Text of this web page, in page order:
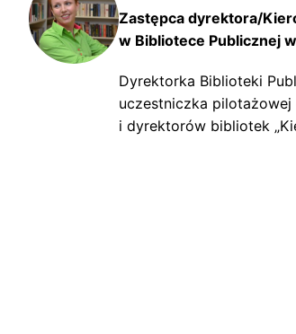
Zastępca dyrektora/
w Bibliotece Publicznej
Dyrektorka Biblioteki
uczestniczka
i dyrektorów bibliotek